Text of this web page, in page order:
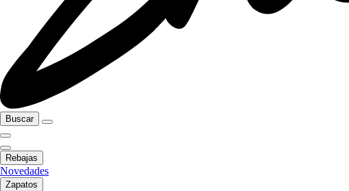
Buscar
Rebajas
Novedades
Zapatos